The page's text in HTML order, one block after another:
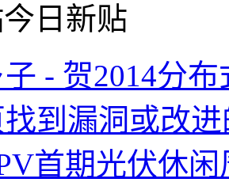
今日新贴
- 贺2014分
找到漏洞或改
首期光伏休